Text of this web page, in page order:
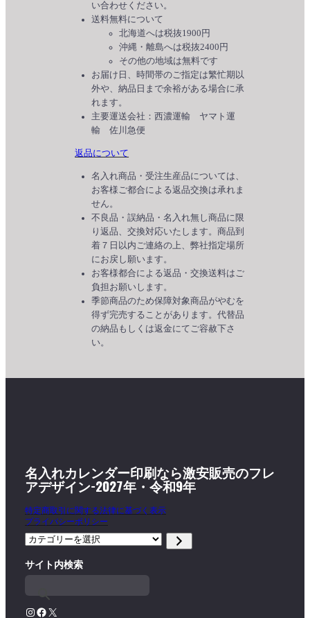
い合わせください。
送料無料について
北海道へは税抜1900円
沖縄・離島へは税抜2400円
その他の地域は無料です
お届け日、時間帯のご指定は繁忙期以
外や、納品日まで余裕がある場合に承
れます。
主要運送会社：西濃運輸 ヤマト運
輸 佐川急便
返品について
名入れ商品・受注生産品については、
お客様ご都合による返品交換は承れま
せん。
不良品・誤納品・名入れ無し商品に限
り返品、交換対応いたします。商品到
着７日以内ご連絡の上、弊社指定場所
にお戻し願います。
お客様都合による返品・交換送料はご
負担お願いします。
季節商品のため保障対象商品がやむを
得ず完売することがあります。代替品
の納品もしくは返金にてご容赦下さ
い。
名入れカレンダー印刷なら激安販売のフレ
アデザイン-2027年・令和9年
特定商取引に関する法律に基づく表示
プライバシーポリシー
カ
ゴ
リ
ー
を
サイト内検索
Instagram Facebook X